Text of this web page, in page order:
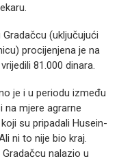
(uključujući
procijenjena je na
81.000 dinara.
je i u periodu između
mjere agrarne
su pripadali Husein-
ni to nije bio kraj.
nalazio u